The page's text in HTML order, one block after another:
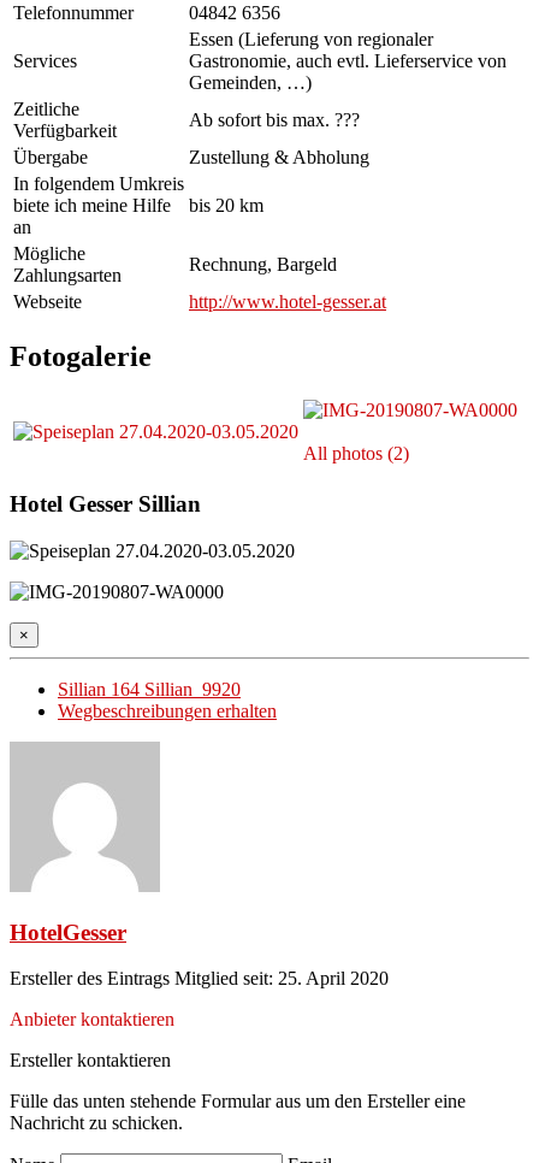
Telefonnummer
04842 6356
Services
Essen (Lieferung von regionaler
Gastronomie, auch evtl. Lieferservice von
Gemeinden, …)
Zeitliche
Verfügbarkeit
Ab sofort bis max. ???
Übergabe
Zustellung & Abholung
In folgendem Umkreis
biete ich meine Hilfe
an
bis 20 km
Mögliche
Zahlungsarten
Rechnung, Bargeld
Webseite
http://www.hotel-gesser.at
Fotogalerie
All photos (2)
Hotel Gesser Sillian
×
Sillian 164 Sillian 9920
Wegbeschreibungen erhalten
HotelGesser
Ersteller des Eintrags Mitglied seit: 25. April 2020
Anbieter kontaktieren
Ersteller kontaktieren
Fülle das unten stehende Formular aus um den Ersteller eine
Nachricht zu schicken.